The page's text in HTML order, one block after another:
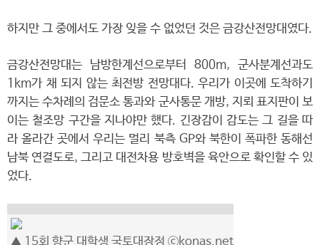
하지만 그 중에서도 가장 잊을 수 없었던 것은 금강산전망대였다.
금강산전망대는 남방한계선으로부터 800m, 군사분계선과도
1km가 채 되지 않는 최전방 전망대다. 우리가 이곳에 도착하기
까지는 수차례의 검문소 통과와 군사통문 개방, 지뢰 표지판이 보
이는 철조망 구간을 지나야만 했다. 긴장감이 감도는 그 길을 따
라 올라간 곳에서 우리는 멀리 북측 GP와 북한이 폭파한 동해선
남북 연결도로, 그리고 대전차용 방호벽을 육안으로 확인할 수 있
었다.
▲ 15회 향군 대학생 국토대장정 ⓒkonas.net